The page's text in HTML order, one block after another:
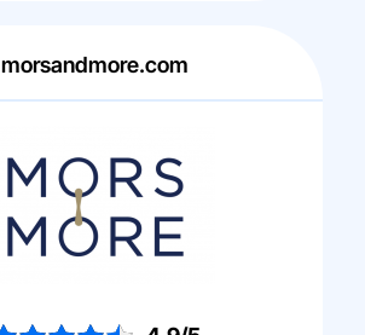
morsandmore.com